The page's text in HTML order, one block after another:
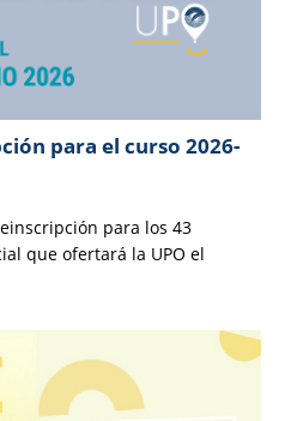
para el curso 2026-
para los 43
que ofertará la UPO el